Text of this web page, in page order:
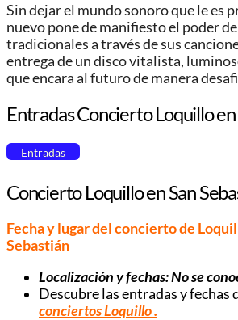
Sin dejar el mundo sonoro que le es
nuevo pone de manifiesto el poder
tradicionales a través de sus
entrega de un disco vitalista,
que encara al futuro de manera
Entradas Concierto Loquillo en
Entradas
Concierto Loquillo en San
Fecha y lugar del concierto de
Sebastián
Localización y fechas:No se
Descubre las entradas y fechas
conciertos Loquillo.